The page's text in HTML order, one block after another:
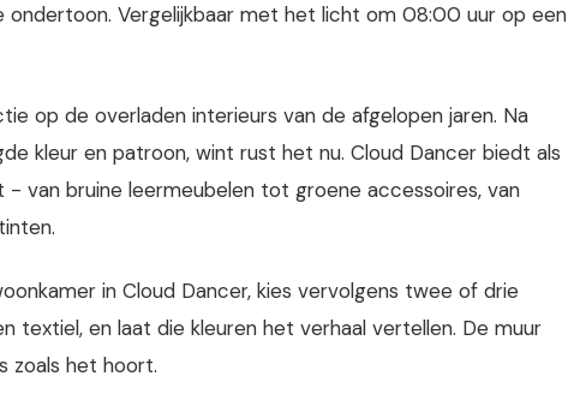
ondertoon. Vergelijkbaar met het licht om 08:00 uur op een
op de overladen interieurs van de afgelopen jaren. Na
kleur en patroon, wint rust het nu. Cloud Dancer biedt als
van bruine leermeubelen tot groene accessoires, van
in Cloud Dancer, kies vervolgens twee of drie
textiel, en laat die kleuren het verhaal vertellen. De muur
zoals het hoort.